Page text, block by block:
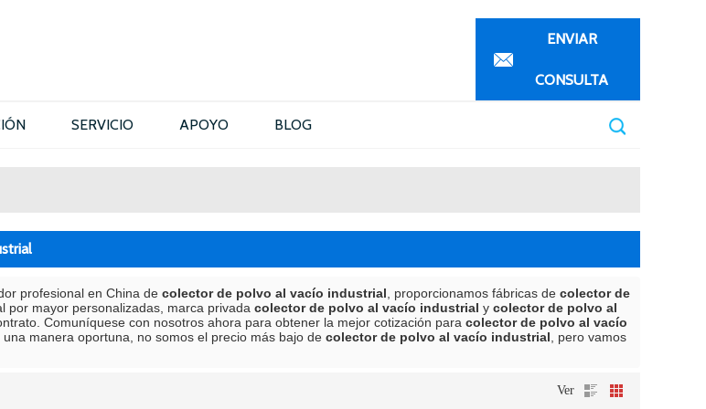
ENVIAR
CONSULTA
SERVICIO APOYO BLOG
profesional en China de colector de polvo al vacío industrial , proporcionamos fábricas de colector de
por mayor personalizadas, marca privada colector de polvo al vacío industrial y colector de polvo al
Comuníquese con nosotros ahora para obtener la mejor cotización para colector de polvo al vacío
una manera oportuna, no somos el precio más bajo de colector de polvo al vacío industrial , pero vamos
Ver